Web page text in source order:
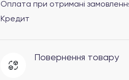
Оплата при отримані
Кредит
Повернення товару